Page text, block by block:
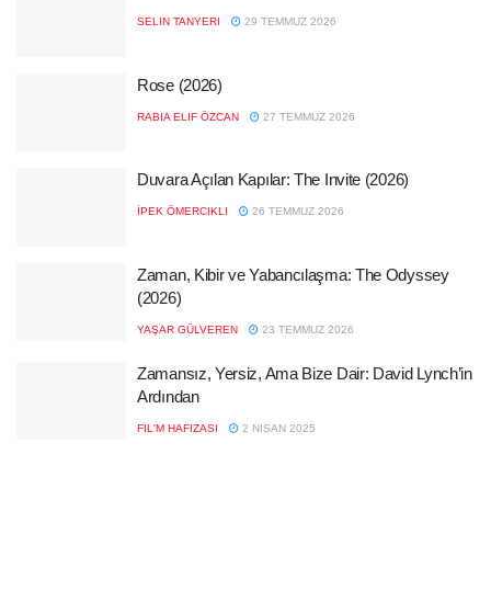
SELIN TANYERI 29 TEMMUZ 2026
Rose (2026)
RABIA ELIF ÖZCAN 27 TEMMUZ 2026
Duvara Açılan Kapılar: The Invite (2026)
İPEK ÖMERCIKLI 26 TEMMUZ 2026
Zaman, Kibir ve Yabancılaşma: The Odyssey
(2026)
YAŞAR GÜLVEREN 23 TEMMUZ 2026
Zamansız, Yersiz, Ama Bize Dair: David Lynch’in
Ardından
FIL'M HAFIZASI 2 NISAN 2025